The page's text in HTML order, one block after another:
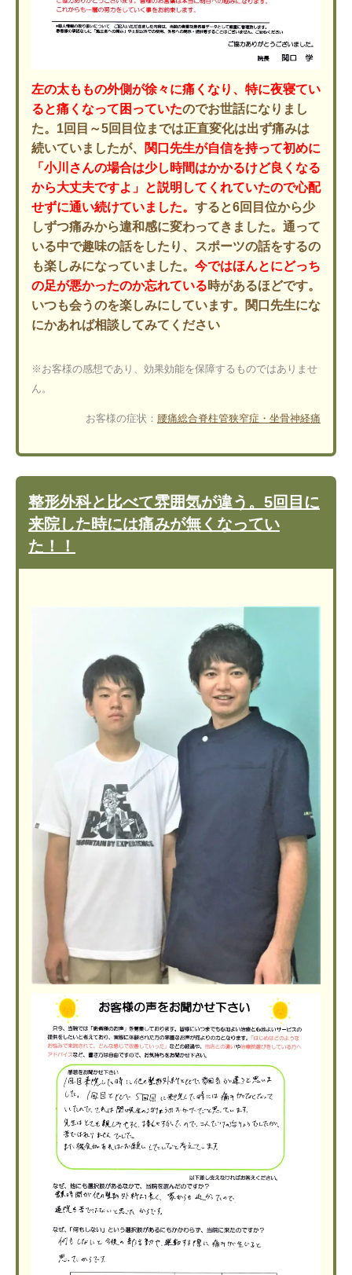
左の太ももの外側が徐々に痛くなり、特に夜寝てい
ると痛くなって困っていたのでお世話になりまし
た。1回目～5回目位までは正直変化は出ず痛みは
続いていましたが、
関口先生が自信を持って初めに
「小川さんの場合は少し時間はかかるけど良くなる
から大丈夫ですよ」と説明してくれていたので心配
せずに通い続けていました。 すると6回目位から少
しずつ痛みから違和感に変わってきました。通って
いる中で趣味の話をしたり、スポーツの話をするの
も楽しみになっていました。 今ではほんとにどっち
の足が悪かったのか忘れている時があるほどです。
いつも会うのを楽しみにしています。関口先生にな
にかあれば相談してみてください
※お客様の感想であり、効果効能を保障するものではありませ
ん。
お客様の症状： 腰痛総合脊柱管狭窄症・坐骨神経痛
整形外科と比べて雰囲気が違う。5回目に
来院した時には痛みが無くなってい
た！！